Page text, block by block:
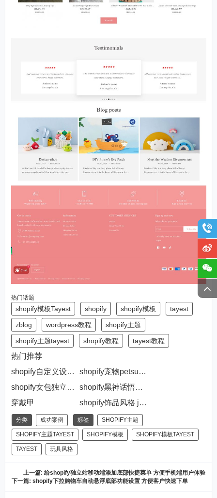
热门话题
shopify模板Tayest shopify shopify模板 tayest
zblog wordpress教程 shopify主题
shopify主题tayest shopify教程 tayest教程
热门推荐
shopify自定义设置产品标题显示行数，让界面显示更美观
shopify宠物petsupplies风格
shopify女包独立站trendybags
shopify黑神话悟空主题xiyou
穿戴甲
shopify饰品风格 jewelry
分类 成功案例 标签 SHOPIFY主题
SHOPIFY主题TAYEST SHOPIFY模板 SHOPIFY模板TAYEST
TAYEST 玩具风格
上一篇:给shopify独立站移动端添加底部快捷菜单 方便手机端用户体验
下一篇: shopify下拉购物车自动悬浮底部功能设置 方便客户快速下单